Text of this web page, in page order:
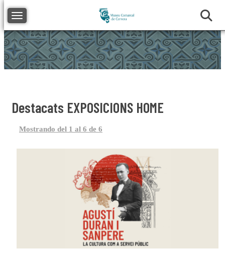
Toggle navigation
Destacats EXPOSICIONS HOME
Mostrando del 1 al 6 de 6